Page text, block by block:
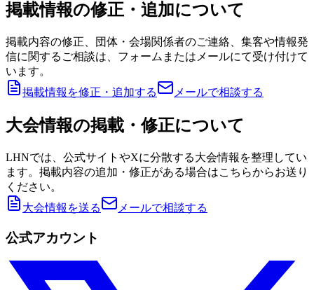
掲載情報の修正・追加について
掲載内容の修正、団体・会場関係者のご連絡、集客や情報発
信に関するご相談は、フォームまたはメールにて受け付けて
います。
掲載情報を修正・追加する
メールで相談する
大会情報の掲載・修正について
LHNでは、公式サイトやXに分散する大会情報を整理してい
ます。掲載内容の追加・修正がある場合はこちらからお送り
ください。
大会情報を送る
メールで相談する
公式アカウント